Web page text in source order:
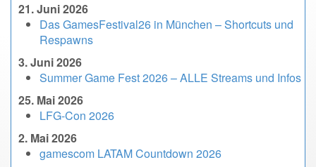
21. Juni 2026
Das GamesFestival26 in München – Shortcuts und
Respawns
3. Juni 2026
Summer Game Fest 2026 – ALLE Streams und Infos
25. Mai 2026
LFG-Con 2026
2. Mai 2026
gamescom LATAM Countdown 2026